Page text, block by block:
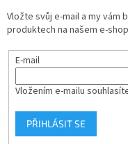
Vložte svůj e-mail a my vám
produktech na našem e-
E-mail
Vložením e-mailu
PŘIHLÁSIT SE